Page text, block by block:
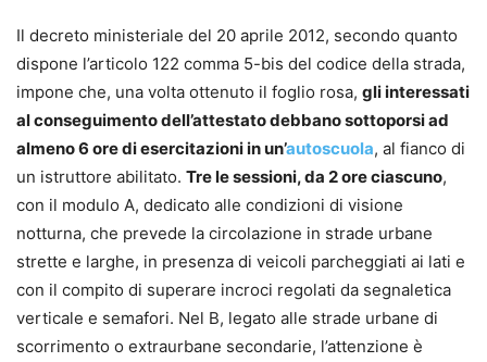
Il decreto ministeriale del 20 aprile 2012, secondo quanto
dispone l’articolo 122 comma 5-bis del codice della strada,
impone che, una volta ottenuto il foglio rosa, gli interessati
al conseguimento dell’attestato debbano sottoporsi ad
almeno 6 ore di esercitazioni in un’autoscuola, al fianco di
un istruttore abilitato. Tre le sessioni, da 2 ore ciascuno,
con il modulo A, dedicato alle condizioni di visione
notturna, che prevede la circolazione in strade urbane
strette e larghe, in presenza di veicoli parcheggiati ai lati e
con il compito di superare incroci regolati da segnaletica
verticale e semafori. Nel B, legato alle strade urbane di
scorrimento o extraurbane secondarie, l’attenzione è